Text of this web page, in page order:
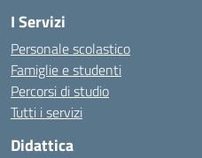
I Servizi
Personale scolastico
Famiglie e studenti
Percorsi di studio
Tutti i servizi
Didattica